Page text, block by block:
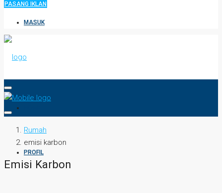
PASANG IKLAN
MASUK
PROFIL
Rumah
emisi karbon
Emisi Karbon